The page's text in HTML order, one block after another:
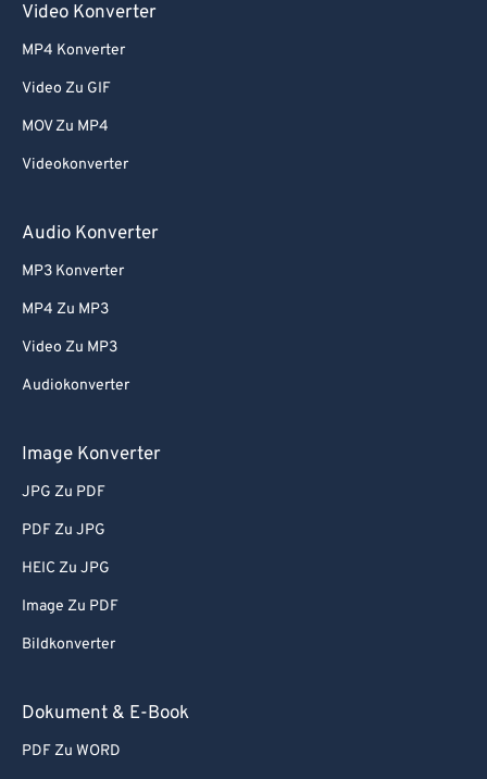
Video Konverter
MP4 Konverter
Video Zu GIF
MOV Zu MP4
Videokonverter
Audio Konverter
MP3 Konverter
MP4 Zu MP3
Video Zu MP3
Audiokonverter
Image Konverter
JPG Zu PDF
PDF Zu JPG
HEIC Zu JPG
Image Zu PDF
Bildkonverter
Dokument & E-Book
PDF Zu WORD